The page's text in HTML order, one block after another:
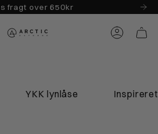
fragt over 650kr
Konto
YKK lynlåse Inspireret af